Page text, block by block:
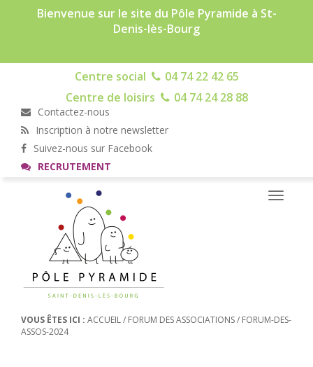
Bienvenue sur le site du Pôle Pyramide à St-
Denis-lès-Bourg
Centre social
04 74 22 42 65
Centre de loisirs
04 74 24 28 88
Contactez-nous
Inscription à notre newsletter
Suivez-nous sur Facebook
RECRUTEMENT
Toggle
VOUS ÊTES ICI : ACCUEIL/ FORUM DES ASSOCIATIONS/ FORUM-DES-
ASSOS-2024